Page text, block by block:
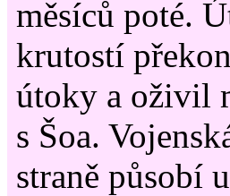
měsíců poté.
krutostí
útoky a oživil
s Šoa.
straně působí